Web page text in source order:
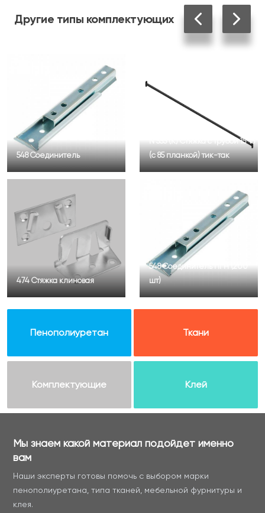
Другие типы комплектующих
548 Соединитель
474 Стяжка клиновая
N 555 (К) Стяжка с трубой 15*15
(с 85 планкой) тик-так
548 Соединитель ПГН (200
шт)
Пенополиуретан Ткани
Комплектующие Клей
Мы знаем какой материал подойдет именно
вам
Наши эксперты готовы помочь с выбором марки
пенополиуретана, типа тканей, мебельной фурнитуры и
клея.